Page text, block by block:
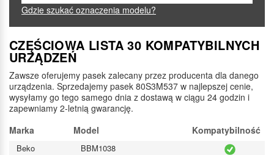
Gdzie szukać oznaczenia modelu?
CZĘŚCIOWA LISTA 30 KOMPATYBILNYCH
URZĄDZEŃ
Zawsze oferujemy pasek zalecany przez producenta dla danego
urządzenia. Sprzedajemy pasek 80S3M537 w najlepszej cenie,
wysyłamy go tego samego dnia z dostawą w ciągu 24 godzin i
zapewniamy 2-letnią gwarancję.
Marka
Model Kompatybilność
Beko
BBM1038